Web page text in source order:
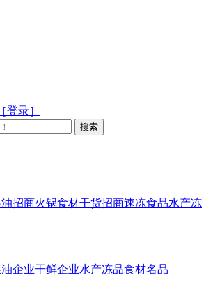
［登录］
招商火锅食材干货招商速冻食品水产冻
企业干鲜企业水产冻品食材名品